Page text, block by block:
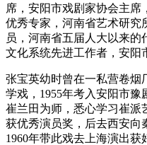
席，安阳市戏剧家协会主
优秀专家，河南省艺术研究
员，河南省五届人大以来的
文化系统先进工作者，安阳
张宝英幼时曾在一私营卷烟
学戏，1955年考入安阳市豫
崔兰田为师，悉心学习崔派
获优秀演员奖，后去西安向
1960年带此戏去上海演出